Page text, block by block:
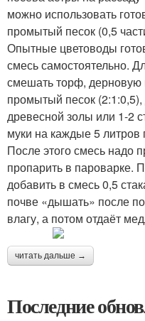
можно использовать
промытый песок (0,5
Опытные цветоводы
смесь самостоятельно.
смешать торф,
промытый песок
древесной золы или 1-2
муки на каждые 5 литров
После этого смесь надо
пропарить в пароварке.
добавить в смесь 0,5
почве «дышать» после
влагу, а потом отдаёт
читать дальше →
Последние